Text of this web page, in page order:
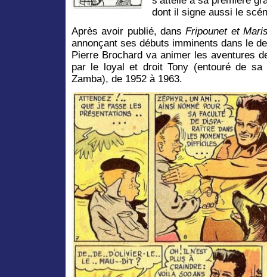
dont il signe aussi le
Après avoir publié, dansFripounet et
annonçant ses débuts imminents dans le
Pierre Brochard va animer les aventures
par le loyal et droit Tony (entouré de
Zamba), de 1952 à 1963.